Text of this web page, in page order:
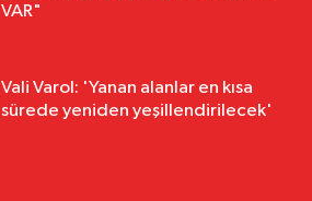
VAR"
Vali Varol: 'Yanan alanlar en kısa
sürede yeniden yeşillendirilecek'